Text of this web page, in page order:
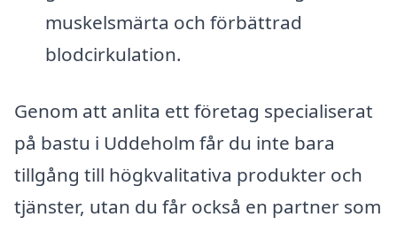
muskelsmärta och förbättrad
blodcirkulation.
Genom att anlita ett företag specialiserat
på bastu i Uddeholm får du inte bara
tillgång till högkvalitativa produkter och
tjänster, utan du får också en partner som